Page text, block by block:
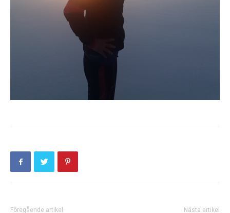
Föregående artikel Nästa artikel